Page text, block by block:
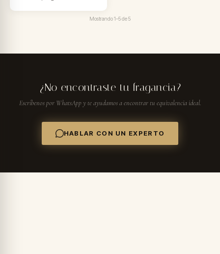
Mostrando1–5de5
¿No encontraste tu fragancia?
Escríbenos por WhatsApp y te ayudamos a encontrar tu equivalencia ideal.
HABLAR CON UN EXPERTO